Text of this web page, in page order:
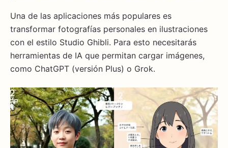
Una de las aplicaciones más populares es
transformar fotografías personales en ilustraciones
con el estilo Studio Ghibli. Para esto necesitarás
herramientas de IA que permitan cargar imágenes,
como ChatGPT (versión Plus) o Grok.